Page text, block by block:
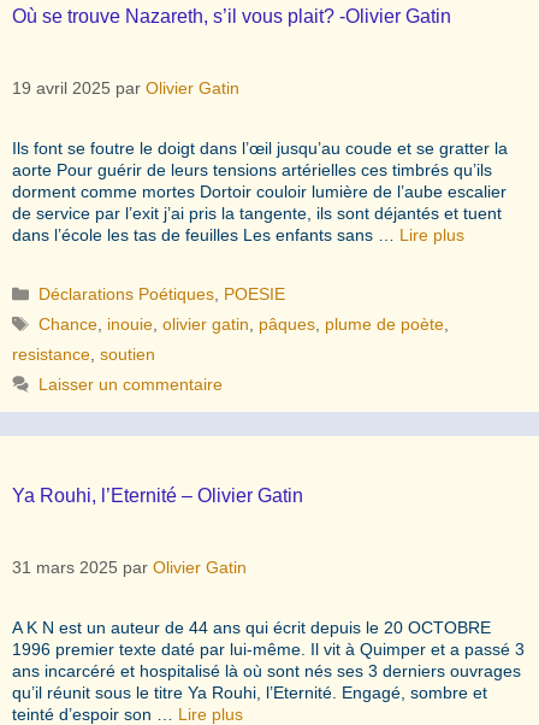
Où se trouve Nazareth, s’il vous plait? -Olivier Gatin
19 avril 2025 par Olivier Gatin
Ils font se foutre le doigt dans l’œil jusqu’au coude et se gratter la
aorte Pour guérir de leurs tensions artérielles ces timbrés qu’ils
dorment comme mortes Dortoir couloir lumière de l’aube escalier
de service par l’exit j’ai pris la tangente, ils sont déjantés et tuent
dans l’école les tas de feuilles Les enfants sans … Lire plus
Catégories
Déclarations Poétiques POESIE
Étiquettes
Chance inouie ,olivier gatin pâques plume de poète
resistance soutien
Laisser un commentaire
Ya Rouhi, l’Eternité – Olivier Gatin
31 mars 2025 par Olivier Gatin
A K N est un auteur de 44 ans qui écrit depuis le 20 OCTOBRE
1996 premier texte daté par lui-même. Il vit à Quimper et a passé 3
ans incarcéré et hospitalisé là où sont nés ses 3 derniers ouvrages
qu’il réunit sous le titre Ya Rouhi, l’Eternité. Engagé, sombre et
teinté d’espoir son … Lire plus